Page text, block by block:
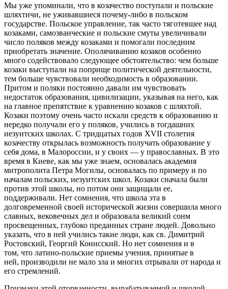
Мы уже упоминали, что в козачество поступали и польские
шляхтичи, не уживавшиеся почему-либо в польском
государстве. Польское управление, так часто тяготевшее над
козаками, самозванческие и польские смуты увеличивали
число поляков между козаками и помогали последним
приобретать значение. Ополячиванию козаков особенно
много содействовало следующее обстоятельство: чем больше
козаки выступали на поприще политической деятельности,
тем больше чувствовали необходимость в образовании.
Притом и поляки постоянно давали им чувствовать
недостаток образования, цивилизации, указывая на него, как
на главное препятствие к уравнению козаков с шляхтой.
Козаки поэтому очень часто искали средств к образованию и
нередко получали его у поляков, учились в тогдашних
иезуитских школах. С тридцатых годов XVII столетия
козачеству открылась возможность получать образование у
себя дома, в Малороссии, и у своих — у православных. В это
время в Киеве, как мы уже знаем, основалась академия
митрополита Петра Могилы, основалась по примеру и по
началам польских, иезуитских школ. Козаки сначала были
против этой школы, но потом они защищали ее,
поддерживали. Нет сомнения, что школа эта в
долговременной своей исторической жизни совершила много
славных, вековечных дел и образовала великий сонм
просвещенных, глубоко преданных стране людей. Довольно
указать, что в ней учились такие люди, как св. Димитрий
Ростовский, Георгий Конисский. Но нет сомнения и в
том, что латино-польские приемы учения, принятые в
ней, производили не мало зла и многих отрывали от народа и
его стремлений.